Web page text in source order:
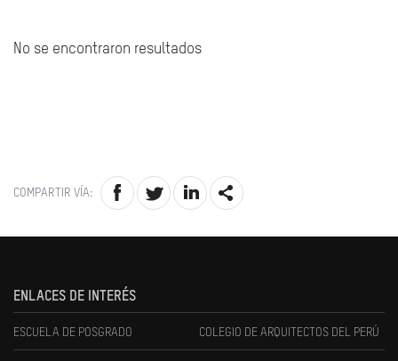
No se encontraron resultados
COMPARTIR VÍA:
ENLACES DE INTERÉS
ESCUELA DE POSGRADO COLEGIO DE ARQUITECTOS DEL PERÚ